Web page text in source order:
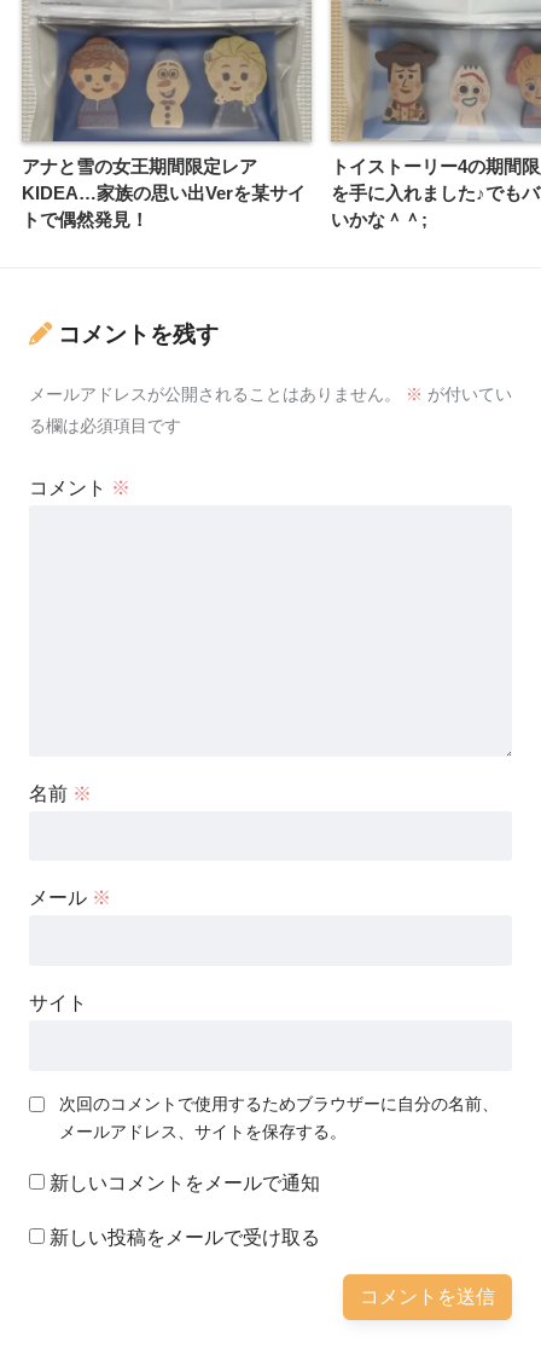
アナと雪の女王期間限定レア
KIDEA…家族の思い出Verを某サイ
トで偶然発見！
トイストーリー4の期間
を手に入れました♪でも
いかな＾＾;
コメントを残す
メールアドレスが公開されることはありません。 ※ が付いてい
る欄は必須項目です
コメント ※
名前 ※
メール ※
サイト
次回のコメントで使用するためブラウザーに自分の名前、
メールアドレス、サイトを保存する。
新しいコメントをメールで通知
新しい投稿をメールで受け取る